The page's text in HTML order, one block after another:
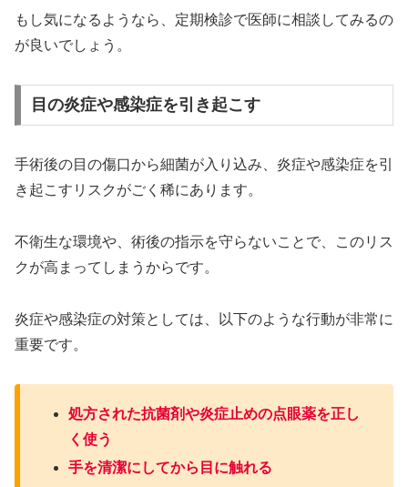
もし気になるようなら、定期検診で医師に相談してみるの
が良いでしょう。
目の炎症や感染症を引き起こす
手術後の目の傷口から細菌が入り込み、炎症や感染症を引
き起こすリスクがごく稀にあります。
不衛生な環境や、術後の指示を守らないことで、このリス
クが高まってしまうからです。
炎症や感染症の対策としては、以下のような行動が非常に
重要です。
処方された抗菌剤や炎症止めの点眼薬を正し
く使う
手を清潔にしてから目に触れる